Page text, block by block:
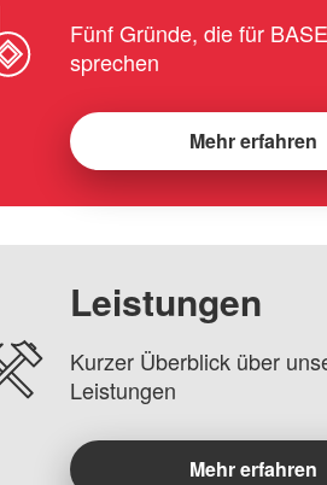
Fünf Gründe, die für
sprechen
Mehr erfahren
Leistungen
Kurzer Überblick über
Leistungen
Mehr erfahren